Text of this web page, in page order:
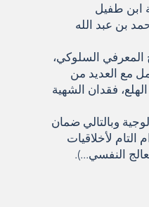
ابن طفيل
بن عبد الله
المعرفي السلوكي،
مع العديد من
فقدان الشهية
وبالتالي ضمان
لأخلاقيات
النفسي...).